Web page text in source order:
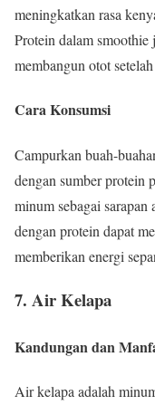
meningkatkan rasa
Protein dalam smoothie
membangun otot
Cara Konsumsi
Campurkan buah-
dengan sumber protein
minum sebagai sarapan
dengan protein dapat
memberikan energi
7. Air Kelapa
Kandungan dan
Air kelapa adalah